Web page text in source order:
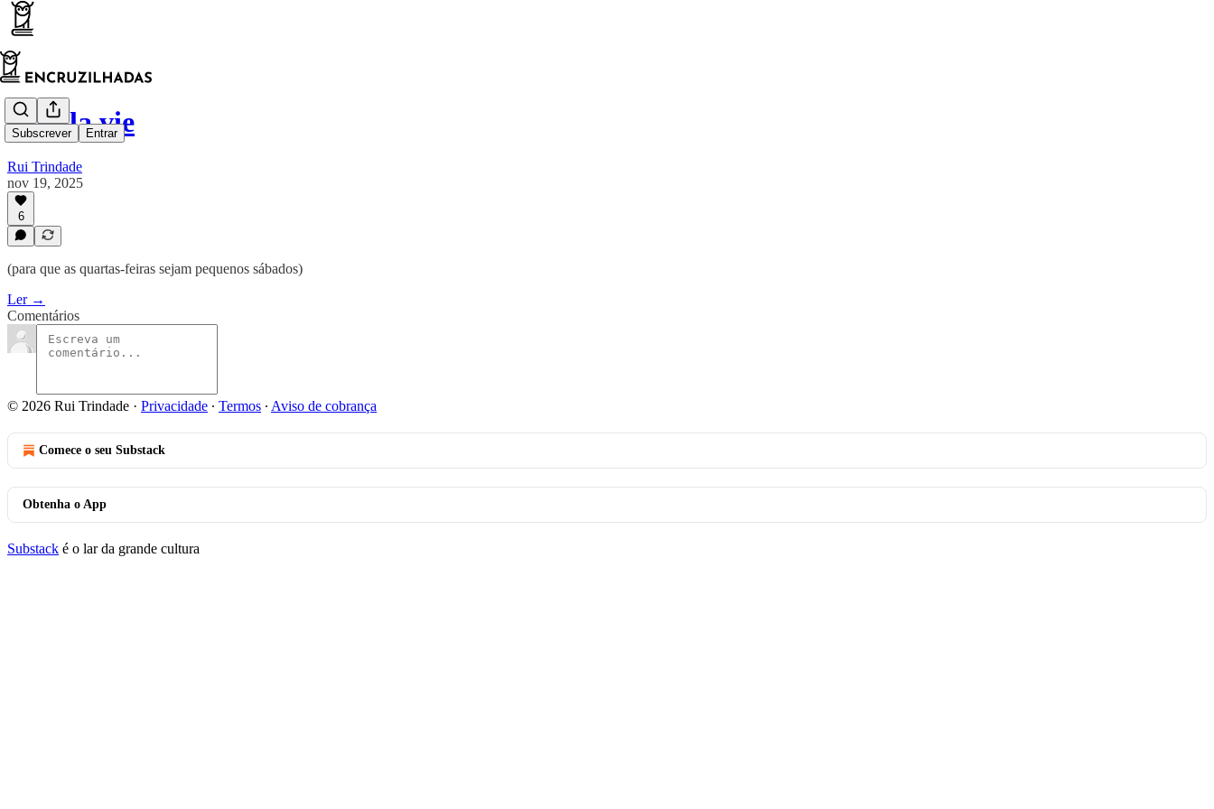
Subscrever Entrar
Vive la vie
Rui Trindade
nov 19, 2025
6
(para que as quartas-feiras sejam pequenos sábados)
Ler →
Comentários
© 2026 Rui Trindade · Privacidade ∙ Termos ∙ Aviso de cobrança
Comece o seu Substack
Obtenha o App
Substack é o lar da grande cultura